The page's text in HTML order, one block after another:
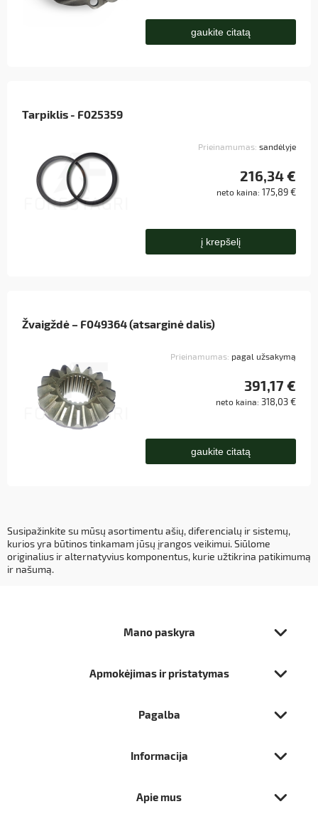
gaukite citatą
Tarpiklis - F025359
Prieinamumas: sandėlyje
216,34 €
neto kaina: 175,89 €
į krepšelį
Žvaigždė – F049364 (atsarginė dalis)
Prieinamumas: pagal užsakymą
391,17 €
neto kaina: 318,03 €
gaukite citatą
Susipažinkite su mūsų asortimentu ašių, diferencialų ir sistemų,
kurios yra būtinos tinkamam jūsų įrangos veikimui. Siūlome
originalius ir alternatyvius komponentus, kurie užtikrina patikimumą
ir našumą.
Mano paskyra
Apmokėjimas ir pristatymas
Pagalba
Informacija
Apie mus